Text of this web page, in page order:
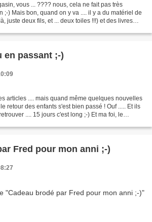
vous ... ???? nous, cela ne fait pas très
;-) Mais bon, quand on y va .... il y a du matériel de
juste deux fils, et ... deux toiles !!!) et des livres
en passant ;-)
articles .... mais quand même quelques nouvelles
retour des enfants s'est bien passé ! Ouf ..... Et ils
.... 15 jours c'est long ;-) Et ma foi, le
Fred pour mon anni ;-)